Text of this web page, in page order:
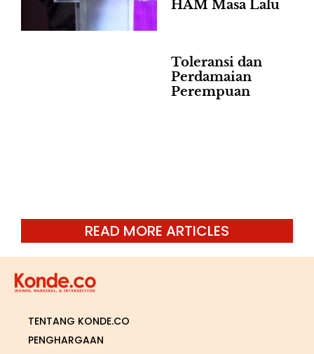
HAM Masa Lalu
Toleransi dan
Perdamaian
Perempuan
READ MORE ARTICLES
TENTANG KONDE.CO
PENGHARGAAN